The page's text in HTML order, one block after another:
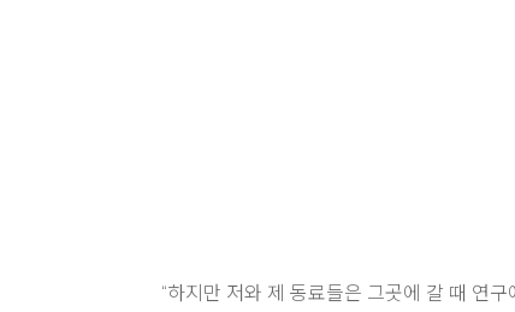
“하지만 저와 제 동료들은 그곳에 갈 때 연